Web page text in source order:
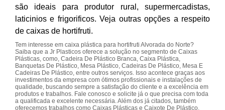
são ideais para produtor rural, supermercadistas,
laticinios e frigorificos. Veja outras opções a respeito
de caixas de hortifruti.
Tem interesse em caixa plástica para hortifruti Alvorada do Norte?
Saiba que a Jr Plasticos oferece a solução no segmento de Caixas
Plásticas, como, Cadeira De Plástico Branca, Caixa Plástica,
Banquetas De Plástico, Mesa Plástico, Cadeiras De Plástico, Mesa E
Cadeiras De Plástico, entre outros serviços. Isso acontece graças aos
investimentos da empresa com ótimos profissionais e instalações de
qualidade, buscando sempre a satisfação do cliente e a excelência em
produtos e trabalhos. Fale conosco e solicite já o que precisa com toda
a qualificada e excelente necessária. Além dos já citados, também
oferecemos trabalhos como Caixas Plásticas e Caixote De Plástico.